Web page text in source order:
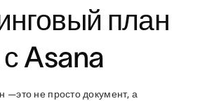
план
с Asana
—это не просто документ, а